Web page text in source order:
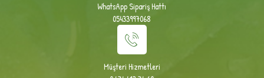
WhatsApp Sipariş Hattı
05433997068
Müşteri Hizmetleri